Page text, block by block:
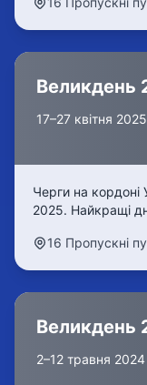
Великдень
17–27 квітня 2025
Черги на
2025. Найкращі
24/7.16 Пропускні
Великдень
2–12 травня 2024